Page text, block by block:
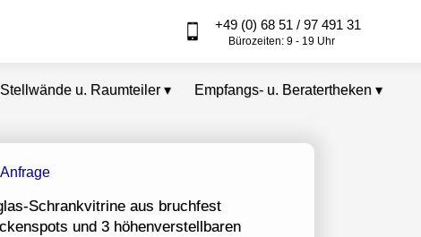
+49 (0) 68 51 / 97 491 31
Bürozeiten: 9 - 19 Uhr
Schrankvitrine aus bruchfest
und 3 höhenverstellbaren
Stellwände u. Raumteiler▾ Empfangs- u. Beratertheken ▾